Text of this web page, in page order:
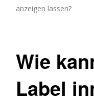
anzeigen lassen?
Wie
Label